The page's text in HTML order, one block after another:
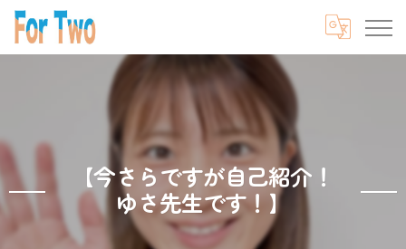
【今さらですが自己紹介！
ゆさ先生です！】